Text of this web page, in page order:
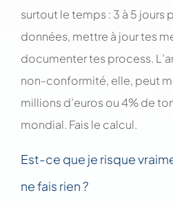
surtout le temps : 3 à 5 jours
données, mettre à jour tes
documenter tes process.
non-conformité, elle, peut
millions d’euros ou 4% de
mondial. Fais le calcul.
Est-ce que je risque
ne fais rien ?